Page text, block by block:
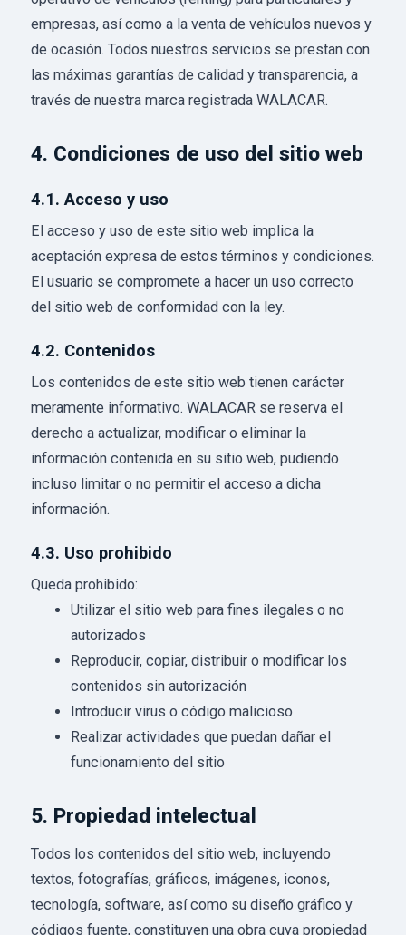
empresas, así como a la venta de vehículos nuevos y
de ocasión. Todos nuestros servicios se prestan con
las máximas garantías de calidad y transparencia, a
través de nuestra marca registrada WALACAR.
4. Condiciones de uso del sitio web
4.1. Acceso y uso
El acceso y uso de este sitio web implica la
aceptación expresa de estos términos y condiciones.
El usuario se compromete a hacer un uso correcto
del sitio web de conformidad con la ley.
4.2. Contenidos
Los contenidos de este sitio web tienen carácter
meramente informativo. WALACAR se reserva el
derecho a actualizar, modificar o eliminar la
información contenida en su sitio web, pudiendo
incluso limitar o no permitir el acceso a dicha
información.
4.3. Uso prohibido
Queda prohibido:
Utilizar el sitio web para fines ilegales o no
autorizados
Reproducir, copiar, distribuir o modificar los
contenidos sin autorización
Introducir virus o código malicioso
Realizar actividades que puedan dañar el
funcionamiento del sitio
5. Propiedad intelectual
Todos los contenidos del sitio web, incluyendo
textos, fotografías, gráficos, imágenes, iconos,
tecnología, software, así como su diseño gráfico y
códigos fuente, constituyen una obra cuya propiedad